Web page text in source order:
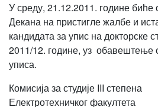
У среду, 21.12.2011. године
Декана на пристигле жалбе и
кандидата за упис на докторске
2011/12. године, уз обавештење
уписа.
Комисија за студије III степена
Електротехничког факултета